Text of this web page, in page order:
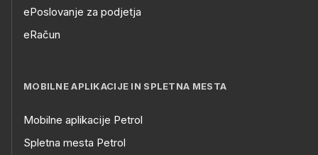
ePoslovanje za podjetja
eRačun
MOBILNE APLIKACIJE IN SPLETNA MESTA
Mobilne aplikacije Petrol
Spletna mesta Petrol